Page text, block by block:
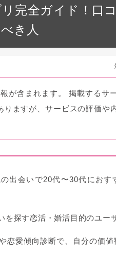
完全ガイド！口
き人
が含まれます。 掲載するサ
ますが、サービスの評価や
出会いで20代〜30代におす
を探す恋活・婚活目的のユー
恋愛傾向診断で、自分の価